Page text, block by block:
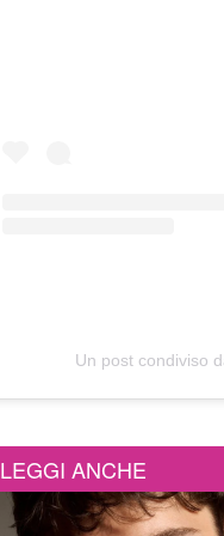
Un post condiviso
LEGGI ANCHE